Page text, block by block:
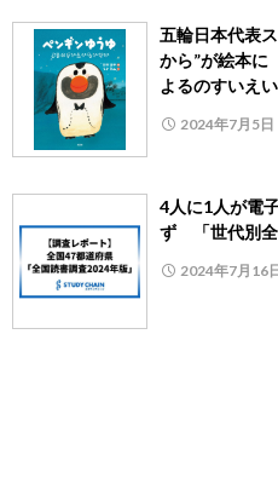
五輪日本代表
から”が絵本
よるのすいえ
2024年7月5日
4人に1人が電
ず 「世代別全
2024年7月16